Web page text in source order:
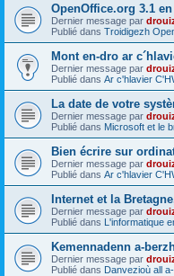
OpenOffice.org 3.1
Dernier message par
Publié dans Troidigezh
Mont en-dro ar
Dernier message par
Publié dans Ar c'hlavier
La date de votre
Dernier message par
Publié dans Microsoft et le
Bien écrire sur
Dernier message par
Publié dans Ar c'hlavier
Internet et la
Dernier message par
Publié dans L'informatique
Kemennadenn a-
Dernier message par
Publié dans Danvezioù all